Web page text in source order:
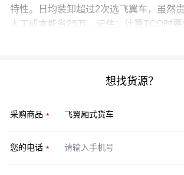
特性。日均装卸超过2次选飞翼车，虽然
人工成本能省25万。记住：计算TCO时要
想找货源？
采购商品
您的电话